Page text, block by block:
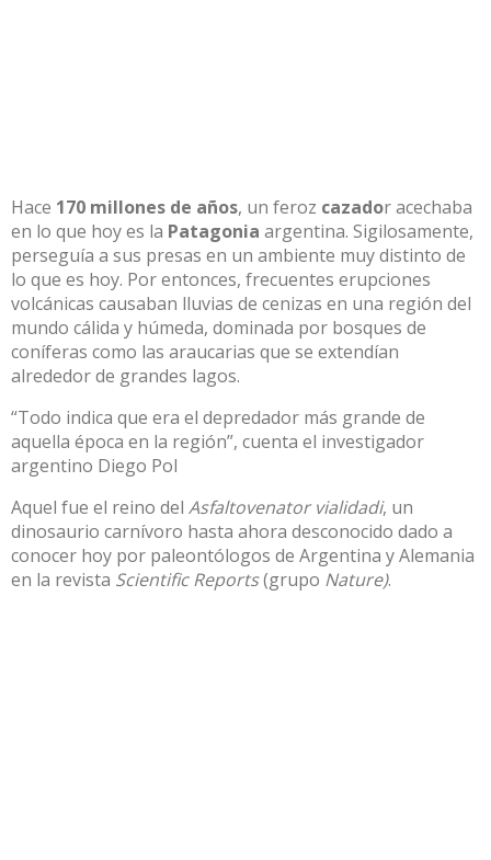
Hace 170 millones de años, un feroz cazador acechaba
en lo que hoy es la Patagonia argentina. Sigilosamente,
perseguía a sus presas en un ambiente muy distinto de
lo que es hoy. Por entonces, frecuentes erupciones
volcánicas causaban lluvias de cenizas en una región del
mundo cálida y húmeda, dominada por bosques de
coníferas como las araucarias que se extendían
alrededor de grandes lagos.
“Todo indica que era el depredador más grande de
aquella época en la región”, cuenta el investigador
argentino Diego Pol
Aquel fue el reino del Asfaltovenator vialidadi, un
dinosaurio carnívoro hasta ahora desconocido dado a
conocer hoy por paleontólogos de Argentina y Alemania
en la revista Scientific Reports(grupo Nature).